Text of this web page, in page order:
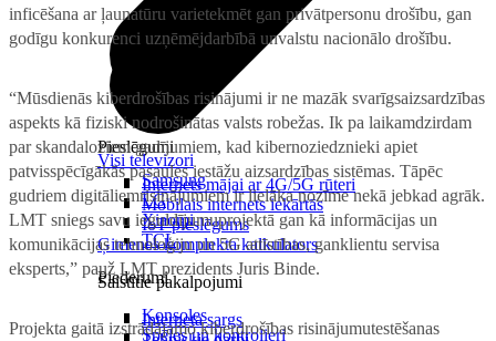
Pieslēgumi
Internets mājai ar 4G/5G rūteri
Mobilais internets iekārtās
IoT pieslēgums
Ģimenes komplekta kalkulators
Saistītie pakalpojumi
Interneta sargs
Visi televizori
Samsung
LG
Xiaomi
TCL
Piederumi
Konsoles
Spēles un kontrolieri
inficēšana ar ļaunatūru varietekmēt gan privātpersonu drošību, gan
godīgu konkurenci uzņēmējdarbībā unvalstu nacionālo drošību.
“Mūsdienās kiberdrošības risinājumi ir ne mazāk svarīgsaizsardzības
aspekts kā fiziski nodrošinātas valsts robežas. Ik pa laikamdzirdam
par skandaloziem gadījumiem, kad kibernoziedznieki apiet
patvisspēcīgākās pasaules iestāžu aizsardzības sistēmas. Tāpēc
gudriem digitāliemrisinājumiem ir lielāka nozīme nekā jebkad agrāk.
LMT sniegs savu ieguldījumuprojektā gan kā informācijas un
komunikācijas tehnoloģiju un 5G attīstības, ganklientu servisa
eksperts,” pauž LMT prezidents Juris Binde.
Projekta gaitā izstrādājamo kiberdrošības risinājumutestēšanas